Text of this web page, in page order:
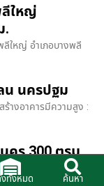
ลีใหญ่
.
ลีใหญ่ อำเภอบางพลี
น นครปฐม
างอาคารมีความสูง :
นคร 300 ตรม.
อ.พานทอง จ.ชลบุรี
งทั้งหมด ค้นหา